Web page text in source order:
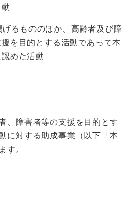
げるもののほか、高齢者及び障
を目的とする活動であって本
めた活動
、障害者等の支援を目的とす
に対する助成事業（以下「本
す。